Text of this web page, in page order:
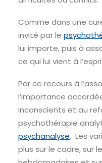
Comme dans une
invité par le
lui importe, puis à
ce qui lui vient à
Par ce recours à
l’importance
inconscients et au
psychothérapie
psychanalyse. Les
plus sur le cadre, sur